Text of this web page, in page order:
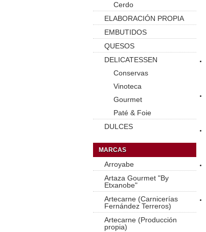
Cerdo
ELABORACIÓN PROPIA
EMBUTIDOS
QUESOS
DELICATESSEN
Conservas
Vinoteca
Gourmet
Paté & Foie
DULCES
MARCAS
Arroyabe
Artaza Gourmet "By
Etxanobe"
Artecarne (Carnicerías
Fernández Terreros)
Artecarne (Producción
propia)